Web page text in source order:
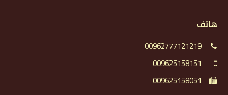
هاتف
00962777121219
009625158151
009625158051